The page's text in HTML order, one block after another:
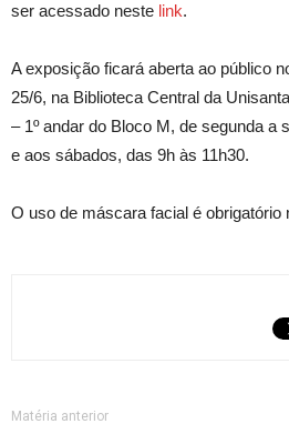
ser acessado neste link.
A exposição ficará aberta ao público
25/6, na Biblioteca Central da
– 1º andar do Bloco M, de segunda a
e aos sábados, das 9h às 11h30.
O uso de máscara facial é obrigatório
Matéria anterior